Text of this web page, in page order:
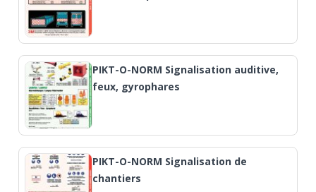
PIKT-O-NORM Signalisation auditive,
feux, gyrophares
PIKT-O-NORM Signalisation de
chantiers